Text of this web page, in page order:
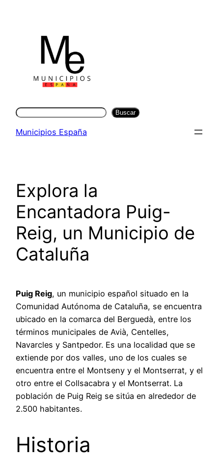
contenido
Buscar Buscar
Municipios España
Explora la
Encantadora Puig-
Reig, un Municipio de
Cataluña
Puig Reig, un municipio español situado en la
Comunidad Autónoma de Cataluña, se encuentra
ubicado en la comarca del Berguedà, entre los
términos municipales de Avià, Centelles,
Navarcles y Santpedor. Es una localidad que se
extiende por dos valles, uno de los cuales se
encuentra entre el Montseny y el Montserrat, y el
otro entre el Collsacabra y el Montserrat. La
población de Puig Reig se sitúa en alrededor de
2.500 habitantes.
Historia